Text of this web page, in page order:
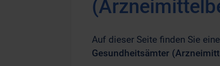
Auf dieser Seite finden Sie
Gesundheitsämter